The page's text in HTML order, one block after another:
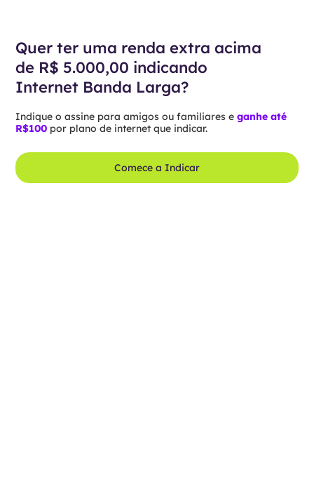
Quer ter uma renda extra acima
de R$ 5.000,00 indicando
Internet Banda Larga?
Indique o assine para amigos ou familiares eganhe até
R$100 por plano de internet que indicar.
Comece a Indicar